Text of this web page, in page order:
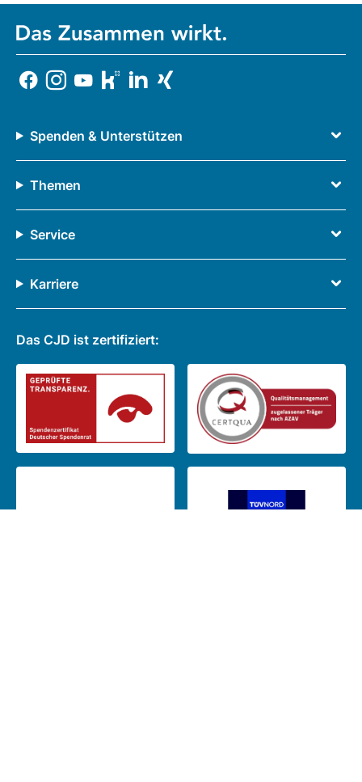
Spenden & Unterstützen
Themen
Service
Karriere
Das CJD ist zertifiziert: